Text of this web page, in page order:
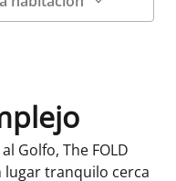
Golfo, The FOLD
lugar tranquilo cerca